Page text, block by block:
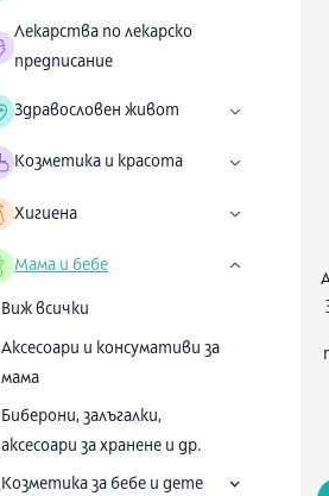
Лекарства по лекарско
предписание
Здравословен живот
Козметика и красота
Хигиена
Мама и бебе
Виж всички
Аксесоари и консумативи за
мама
Биберони, залъгалки,
аксесоари за хранене и др.
Козметика за бебе и дете